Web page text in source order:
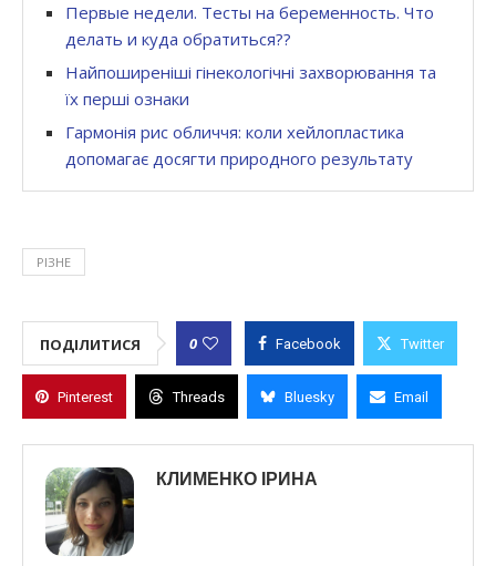
Первые недели. Тесты на беременность. Что
делать и куда обратиться??
Найпоширеніші гінекологічні захворювання та
їх перші ознаки
Гармонія рис обличчя: коли хейлопластика
допомагає досягти природного результату
РІЗНЕ
ПОДІЛИТИСЯ 0 Facebook Twitter
Pinterest Threads Bluesky Email
КЛИМЕНКО ІРИНА